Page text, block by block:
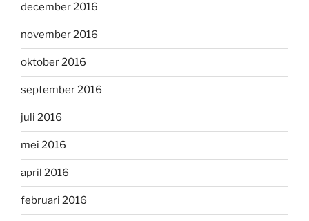
december 2016
november 2016
oktober 2016
september 2016
juli 2016
mei 2016
april 2016
februari 2016